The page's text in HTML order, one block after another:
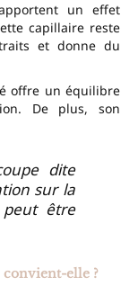
un effet
capillaire reste
et donne du
offre un équilibre
De plus, son
dite
sur la
être
convient-elle ?